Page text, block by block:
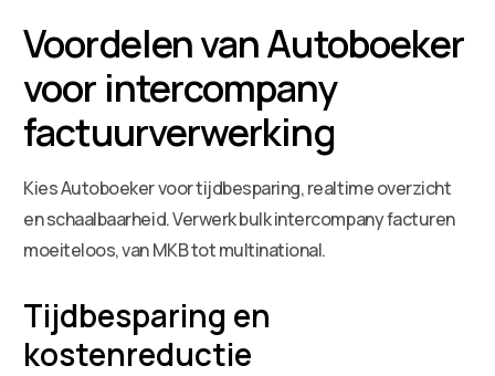
Voordelen van Autoboeker
voor intercompany
factuurverwerking
Kies Autoboeker voor tijdbesparing, realtime overzicht
en schaalbaarheid. Verwerk bulk intercompany facturen
moeiteloos, van MKB tot multinational.
Tijdbesparing en
kostenreductie